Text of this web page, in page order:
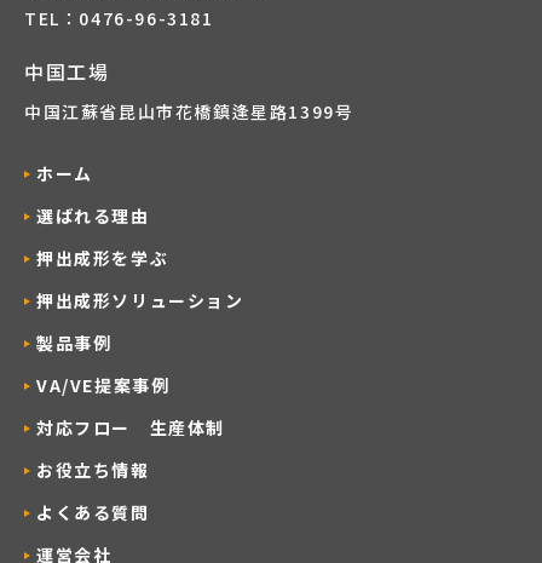
TEL：0476-96-3181
中国工場
中国江蘇省昆山市花橋鎮逢星路1399号
ホーム
選ばれる理由
押出成形を学ぶ
押出成形ソリューション
製品事例
VA/VE提案事例
対応フロー 生産体制
お役立ち情報
よくある質問
運営会社